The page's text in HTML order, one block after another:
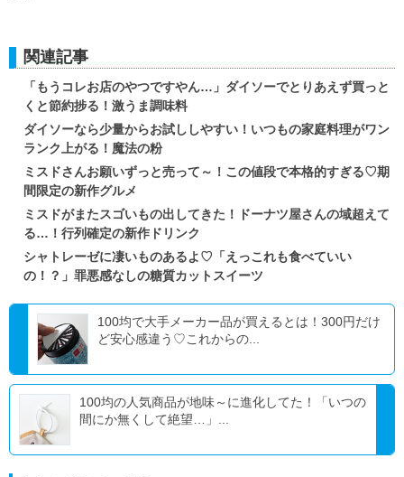
関連記事
「もうコレお店のやつですやん…」ダイソーでとりあえず買っと
くと節約捗る！激うま調味料
ダイソーなら少量からお試ししやすい！いつもの家庭料理がワン
ランク上がる！魔法の粉
ミスドさんお願いずっと売って～！この値段で本格的すぎる♡期
間限定の新作グルメ
ミスドがまたスゴいもの出してきた！ドーナツ屋さんの域超えて
る…！行列確定の新作ドリンク
シャトレーゼに凄いものあるよ♡「えっこれも食べていい
の！？」罪悪感なしの糖質カットスイーツ
100均で大手メーカー品が買えるとは！300円だけ
ど安心感違う♡これからの...
100均の人気商品が地味～に進化してた！「いつの
間にか無くして絶望…」...